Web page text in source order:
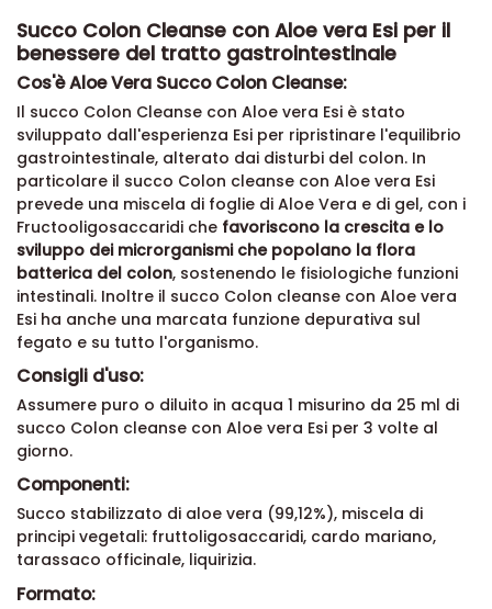
Succo Colon Cleanse con Aloe vera Esi per il
benessere del tratto gastrointestinale
Cos'è Aloe Vera Succo Colon Cleanse:
Il succo Colon Cleanse con Aloe vera Esi è stato
sviluppato dall'esperienza Esi per ripristinare l'equilibrio
gastrointestinale, alterato dai disturbi del colon. In
particolare il succo Colon cleanse con Aloe vera Esi
prevede una miscela di foglie di Aloe Vera e di gel, con i
Fructooligosaccaridi che favoriscono la crescita e lo
sviluppo dei microrganismi che popolano la flora
batterica del colon, sostenendo le fisiologiche funzioni
intestinali. Inoltre il succo Colon cleanse con Aloe vera
Esi ha anche una marcata funzione depurativa sul
fegato e su tutto l'organismo.
Consigli d'uso:
Assumere puro o diluito in acqua 1 misurino da 25 ml di
succo Colon cleanse con Aloe vera Esi per 3 volte al
giorno.
Componenti:
Succo stabilizzato di aloe vera (99,12%), miscela di
principi vegetali: fruttoligosaccaridi, cardo mariano,
tarassaco officinale, liquirizia.
Formato: